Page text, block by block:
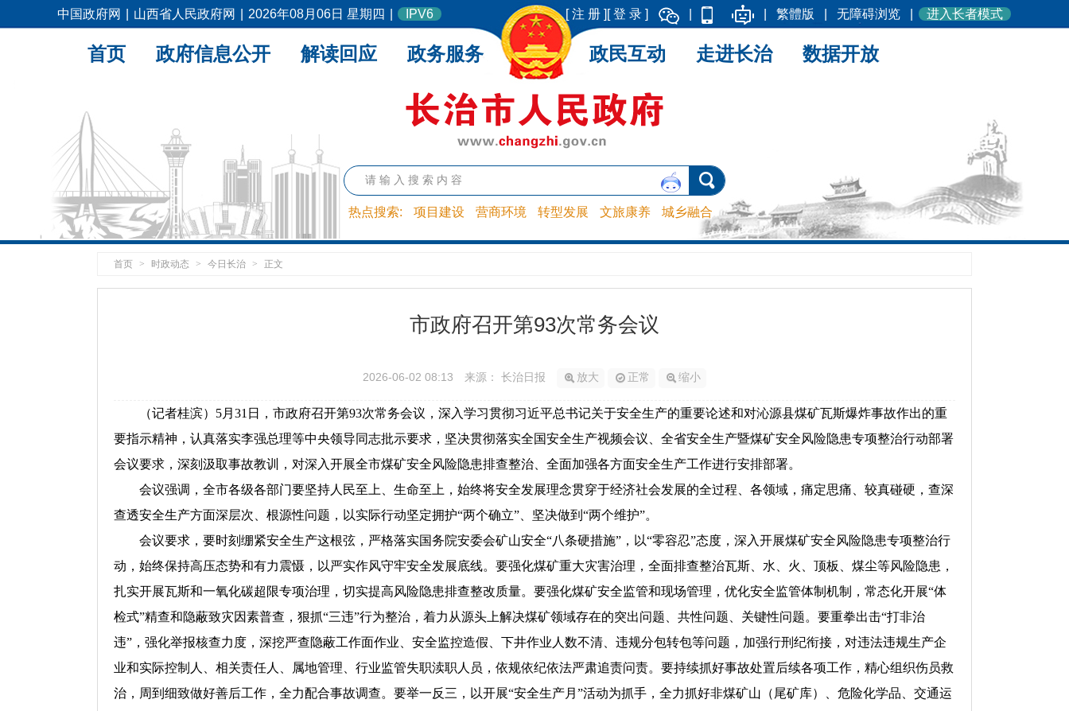
中国政府网 山西省人民政府网 2026年08月06日 星期四 IPV6 [ 登 录 ]
[ 注 册 ] 繁體版 无障碍浏览 进入长者模式
热点搜索: 项目建设 营商环境 转型发展 文旅康养 城乡融合
首页 政府信息公开 解读回应 政务服务 政民互动 走进长治 数据开放
首页 > 时政动态 > 今日长治 > 正文
市政府召开第93次常务会议
2026-06-02 08:13 来源： 长治日报 放大 正常 缩小
（记者桂滨）5月31日，市政府召开第93次常务会议，深入学习贯彻习近平总书记关于安全生产的重要论述和对沁源县煤矿瓦斯爆炸事故作出的重
要指示精神，认真落实李强总理等中央领导同志批示要求，坚决贯彻落实全国安全生产视频会议、全省安全生产暨煤矿安全风险隐患专项整治行动部署
会议要求，深刻汲取事故教训，对深入开展全市煤矿安全风险隐患排查整治、全面加强各方面安全生产工作进行安排部署。
会议强调，全市各级各部门要坚持人民至上、生命至上，始终将安全发展理念贯穿于经济社会发展的全过程、各领域，痛定思痛、较真碰硬，查深
查透安全生产方面深层次、根源性问题，以实际行动坚定拥护“两个确立”、坚决做到“两个维护”。
会议要求，要时刻绷紧安全生产这根弦，严格落实国务院安委会矿山安全“八条硬措施”，以“零容忍”态度，深入开展煤矿安全风险隐患专项整治行
动，始终保持高压态势和有力震慑，以严实作风守牢安全发展底线。要强化煤矿重大灾害治理，全面排查整治瓦斯、水、火、顶板、煤尘等风险隐患，
扎实开展瓦斯和一氧化碳超限专项治理，切实提高风险隐患排查整改质量。要强化煤矿安全监管和现场管理，优化安全监管体制机制，常态化开展“体
检式”精查和隐蔽致灾因素普查，狠抓“三违”行为整治，着力从源头上解决煤矿领域存在的突出问题、共性问题、关键性问题。要重拳出击“打非治
违”，强化举报核查力度，深挖严查隐蔽工作面作业、安全监控造假、下井作业人数不清、违规分包转包等问题，加强行刑纪衔接，对违法违规生产企
业和实际控制人、相关责任人、属地管理、行业监管失职渎职人员，依规依纪依法严肃追责问责。要持续抓好事故处置后续各项工作，精心组织伤员救
治，周到细致做好善后工作，全力配合事故调查。要举一反三，以开展“安全生产月”活动为抓手，全力抓好非煤矿山（尾矿库）、危险化学品、交通运